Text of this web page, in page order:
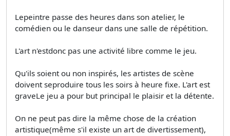
Lepeintre passe des heures dans son atelier, le
comédien ou le danseur dans une salle de répétition.
L'art n'estdonc pas une activité libre comme le jeu.
Qu'ils soient ou non inspirés, les artistes de scène
doivent seproduire tous les soirs à heure fixe. L'art est
graveLe jeu a pour but principal le plaisir et la détente.
On ne peut pas dire la même chose de la création
artistique(même s'il existe un art de divertissement),